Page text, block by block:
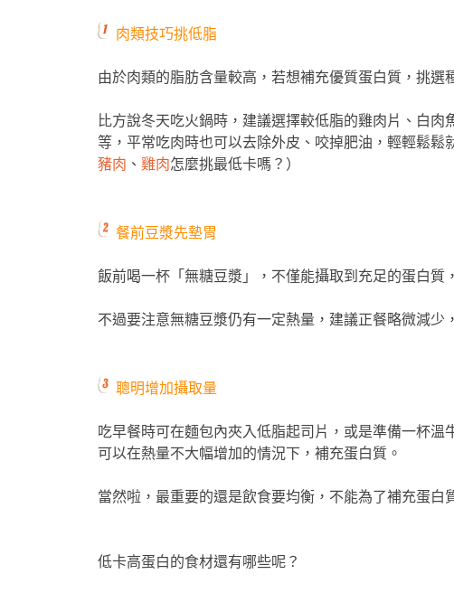
肉類技巧挑低脂
由於肉類的脂肪含量較高，若想補充優質蛋白質，挑選
比方說冬天吃火鍋時，建議選擇較低脂的雞肉片、白
等，平常吃肉時也可以去除外皮、咬掉肥油，輕輕鬆鬆
豬肉 、 雞肉怎麼挑最低卡嗎？）
餐前豆漿先墊胃
飯前喝一杯「無糖豆漿」，不僅能攝取到充足的蛋白質
不過要注意無糖豆漿仍有一定熱量，建議正餐略微減少
聰明增加攝取量
吃早餐時可在麵包內夾入低脂起司片，或是準備一杯
可以在熱量不大幅增加的情況下，補充蛋白質。
當然啦，最重要的還是飲食要均衡，不能為了補充蛋白
低卡高蛋白的食材還有哪些呢？